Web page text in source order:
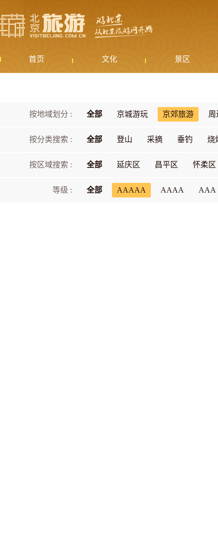
首页 文化 景区
按地域划分 : 全部 京城游玩 京郊旅游 周
按分类搜索 : 全部 登山 采摘 垂钓 烧
按区域搜索 : 全部 延庆区 昌平区 怀柔区
等级 : 全部 AAAAA AAAA AAA